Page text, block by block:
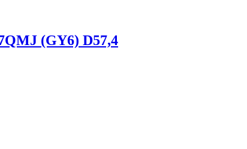
(GY6) D57,4